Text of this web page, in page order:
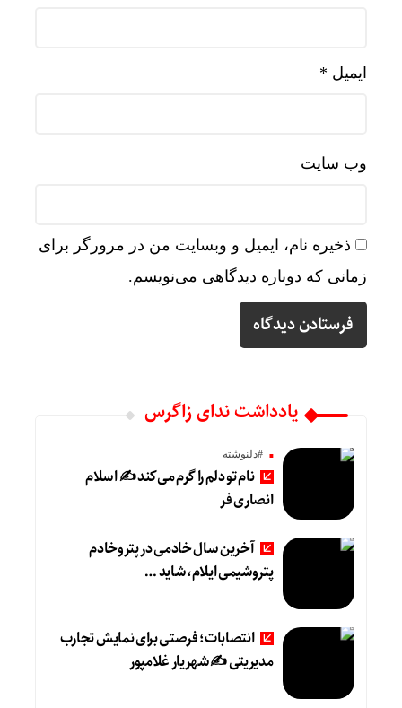
ایمیل *
وب‌ سایت
ذخیره نام، ایمیل و وبسایت من در مرورگر برای
زمانی که دوباره دیدگاهی می‌نویسم.
یادداشت ندای زاگرس
#دلنوشته
نام تو دلم را گرم می‌کند ✍️ اسلام
انصاری فر
آخرین سال خادمی در پتروخادم
پتروشیمی ایلام، شاید …
انتصابات؛ فرصتی برای نمایش تجارب
مدیریتی ✍ شهریار غلامپور